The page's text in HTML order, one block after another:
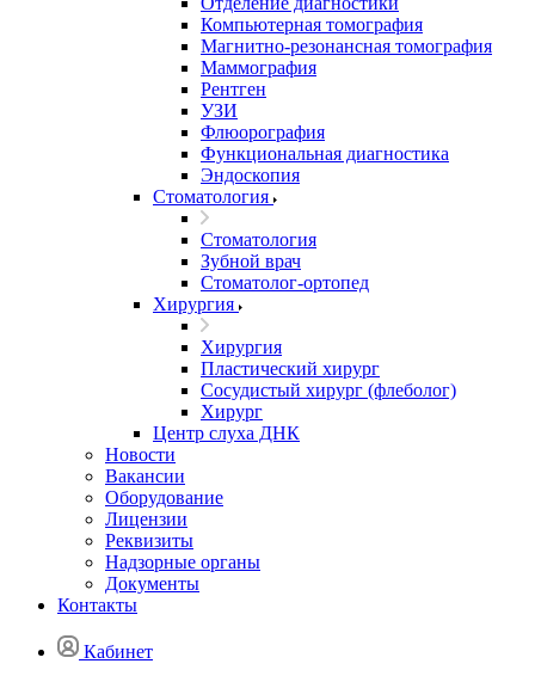
Компьютерная томография
Магнитно-резонансная томография
Маммография
Рентген
УЗИ
Флюорография
Функциональная диагностика
Эндоскопия
Стоматология
Стоматология
Зубной врач
Стоматолог-ортопед
Хирургия
Хирургия
Пластический хирург
Сосудистый хирург (флеболог)
Хирург
Центр слуха ДНК
Новости
Вакансии
Оборудование
Лицензии
Реквизиты
Надзорные органы
Документы
Контакты
Кабинет